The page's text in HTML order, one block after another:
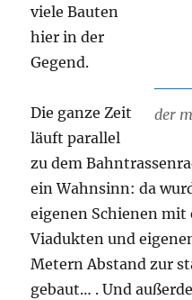
der
viele Bauten
hier in der
Gegend.
Die ganze Zeit
läuft parallel
zu dem
ein Wahnsinn: da
eigenen Schienen
Viadukten und
Metern Abstand zur
gebaut… . Und